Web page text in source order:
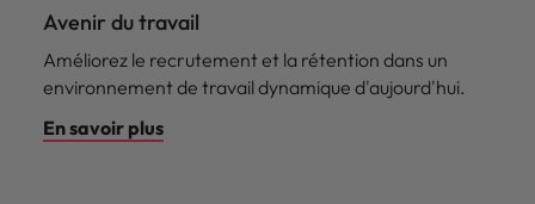
Avenir du travail
Améliorez le recrutement et la rétention dans un
environnement de travail dynamique d'aujourd'hui.
En savoir plus